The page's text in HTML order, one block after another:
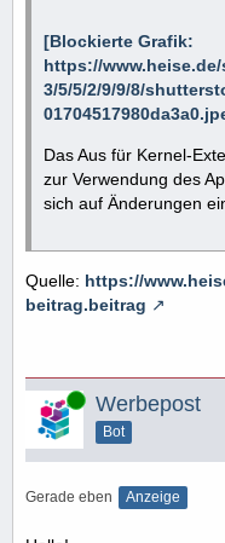
[Blockierte Grafik:
https://
3/5/5/2/9/9/8/
Das Aus für Kernel-
zur Verwendung des
sich auf Änderungen
Quelle: https://
beitrag.beitrag
Online Werbepost
Bot
Gerade eben Anzeige